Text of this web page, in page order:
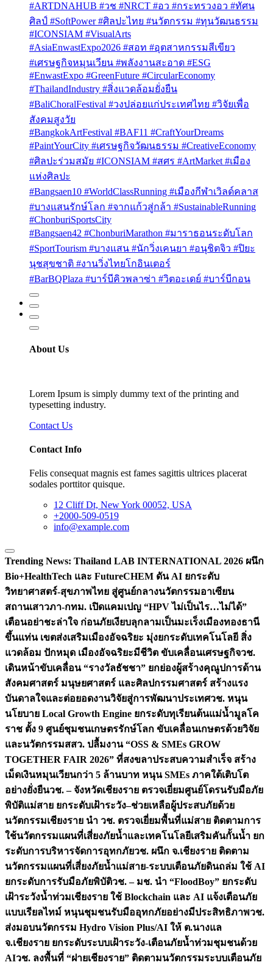
#ARTDNAHUB #วช #NRCT #อว #กระทรวงอว #ทัศน
ศิลป์ #SoftPower #ศิลปะไทย #นวัตกรรม #ทุนวัฒนธรรม
#ICONSIAM #VisualArts
#AsiaEnwastExpo2026 #สอท #อุตสาหกรรมสีเขียว
#เศรษฐกิจหมุนเวียน #พลังงานสะอาด #ESG
#EnwastExpo #GreenFuture #CircularEconomy
#ThailandIndustry #สิ่งแวดล้อมยั่งยืน
#BaliChoralFestival #วงปล่อยแก่ประเทศไทย #วิจัยเพื่อ
สังคมสูงวัย
#BangkokArtFestival #BAF11 #CraftYourDreams
#PaintYourCity #เศรษฐกิจวัฒนธรรม #CreativeEconomy
#ศิลปะร่วมสมัย #ICONSIAM #สศร #ArtMarket #เมือง
แห่งศิลปะ
#Bangsaen10 #WorldClassRunning #เมืองกีฬาเวิลด์คลาส
#บางแสนรักษ์โลก #จากแก้วสู่กล้า #SustainableRunning
#ChonburiSportsCity
#Bangsaen42 #ChonburiMarathon #มาราธอนระดับโลก
#SportTourism #บางแสน #นักวิ่งเคนยา #อนุชิตจิว #ปิยะ
นุชสุขชาติ #งานวิ่งไทยโกอินเตอร์
#BarBQPlaza #บาร์บีคิวพลาซ่า #วิตอะเดย์ #บาร์บีกอน
About Us
Lorem Ipsum is simply dummy text of the printing and
typesetting industry.
Contact Us
Contact Info
Felis consequat magnis est fames sagittis ultrices placerat
sodales porttitor quisque.
12 Cliff Dt, New York 00052, USA
+2000-509-0519
info@example.com
Trending News: Thailand LAB INTERNATIONAL 2026 ผนึก
Bio+HealthTech และ FutureCHEM ดัน AI ยกระดับ
วิทยาศาสตร์-สุขภาพไทย สู่ศูนย์กลางนวัตกรรมอาเซียน
สถานเสาวภา-กทม. เปิดแคมเปญ “HPV ไม่เป็นไร…ไม่ได้”
เตือนอย่าชะล่าใจ ก่อนภัยเงียบลุกลามเป็นมะเร็งเมืองทองธานี
ขึ้นแท่น เขตส่งเสริมเมืองอัจฉริยะ มุ่งยกระดับเทคโนโลยี สิ่ง
แวดล้อม ปักหมุด เมืองอัจฉริยะมีชีวิต ขับเคลื่อนเศรษฐกิจวช.
เดินหน้าขับเคลื่อน “รางวัลธัชชา” ยกย่องผู้สร้างคุณูปการด้าน
สังคมศาสตร์ มนุษยศาสตร์ และศิลปกรรมศาสตร์ สร้างแรง
บันดาลใจและต่อยอดงานวิจัยสู่การพัฒนาประเทศวช. หนุน
นโยบาย Local Growth Engine ยกระดับทุเรียนต้นแม่น้ำมูลโค
ราช ตั้ง 9 ศูนย์ชุมชนเกษตรรักษ์โลก ขับเคลื่อนเกษตรด้วยวิจัย
และนวัตกรรมสสว. ปลื้มงาน “OSS & SMEs GROW
TOGETHER FAIR 2026” ที่สงขลาประสบความสำเร็จ สร้าง
เม็ดเงินหมุนเวียนกว่า 5 ล้านบาท หนุน SMEs ภาคใต้เติบโต
อย่างยั่งยืนวช. – จังหวัดเชียงราย ตรวจเยี่ยมศูนย์โดรนรับมือภัย
พิบัติแม่สาย ยกระดับเฝ้าระวัง–ช่วยเหลือผู้ประสบภัยด้วย
นวัตกรรมเชียงราย นำ วช. ตรวจเยี่ยมพื้นที่แม่สาย ติดตามการ
ใช้นวัตกรรมแผนที่เสี่ยงภัยน้ำและเทคโนโลยีเสริมคันกั้นน้ำ ยก
ระดับการบริหารจัดการอุทกภัยวช. ผนึก จ.เชียงราย ติดตาม
นวัตกรรมแผนที่เสี่ยงภัยน้ำแม่สาย-ระบบเตือนภัยดินถล่ม ใช้ AI
ยกระดับการรับมือภัยพิบัติวช. – มช. นำ “FloodBoy” ยกระดับ
เฝ้าระวังน้ำท่วมเชียงราย ใช้ Blockchain และ AI แจ้งเตือนภัย
แบบเรียลไทม์ หนุนชุมชนรับมืออุทกภัยอย่างมีประสิทธิภาพวช.
ส่งมอบนวัตกรรม Hydro Vision Plus/AI ให้ ต.นางแล
จ.เชียงราย ยกระดับระบบเฝ้าระวัง-เตือนภัยน้ำท่วมชุมชนด้วย
AIวช. ลงพื้นที่ “ฝายเชียงราย” ติดตามนวัตกรรมระบบเตือนภัย